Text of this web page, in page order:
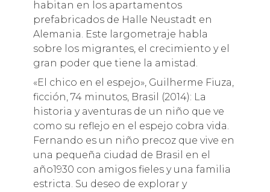
habitan en los apartamentos
prefabricados de Halle Neustadt en
Alemania. Este largometraje habla
sobre los migrantes, el crecimiento y el
gran poder que tiene la amistad.
«El chico en el espejo», Guilherme Fiuza,
ficción, 74 minutos, Brasil (2014): La
historia y aventuras de un niño que ve
como su reflejo en el espejo cobra vida.
Fernando es un niño precoz que vive en
una pequeña ciudad de Brasil en el
año1930 con amigos fieles y una familia
estricta. Su deseo de explorar y